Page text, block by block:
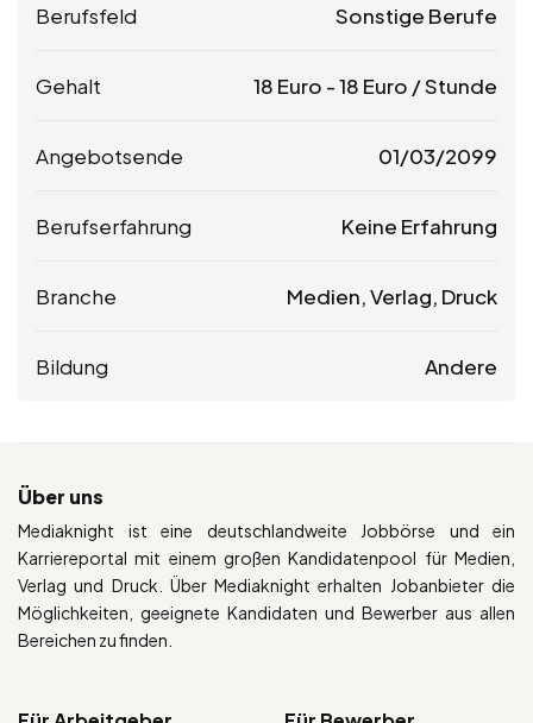
Berufsfeld Sonstige Berufe
Gehalt 18 Euro -18 Euro / Stunde
Angebotsende 01/03/2099
Berufserfahrung Keine Erfahrung
Branche Medien, Verlag, Druck
Bildung Andere
Über uns
Mediaknight ist eine deutschlandweite Jobbörse und ein
Karriereportal mit einem großen Kandidatenpool für Medien,
Verlag und Druck. Über Mediaknight erhalten Jobanbieter die
Möglichkeiten, geeignete Kandidaten und Bewerber aus allen
Bereichen zu finden.